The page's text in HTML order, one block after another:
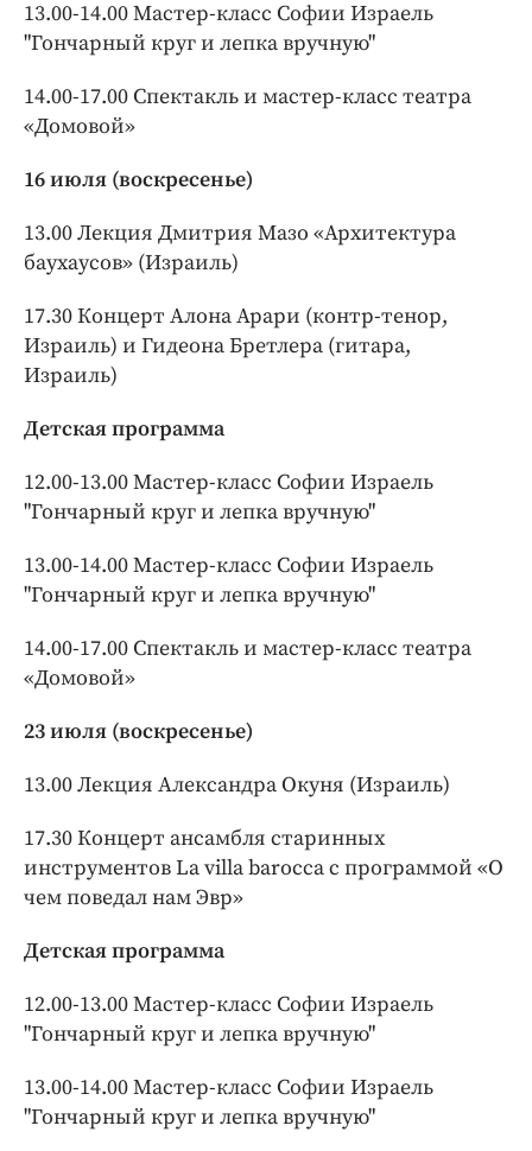
13.00-14.00 Мастер-класс Софии Израель
"Гончарный круг и лепка вручную"
14.00-17.00 Спектакль и мастер-класс театра
«Домовой»
16 июля (воскресенье)
13.00 Лекция Дмитрия Мазо «Архитектура
баухаусов» (Израиль)
17.30 Концерт Алона Арари (контр-тенор,
Израиль) и Гидеона Бретлера (гитара,
Израиль)
Детская программа
12.00-13.00 Мастер-класс Софии Израель
"Гончарный круг и лепка вручную"
13.00-14.00 Мастер-класс Софии Израель
"Гончарный круг и лепка вручную"
14.00-17.00 Спектакль и мастер-класс театра
«Домовой»
23 июля (воскресенье)
13.00 Лекция Александра Окуня (Израиль)
17.30 Концерт ансамбля старинных
инструментов La villa barocca с программой «О
чем поведал нам Эвр»
Детская программа
12.00-13.00 Мастер-класс Софии Израель
"Гончарный круг и лепка вручную"
13.00-14.00 Мастер-класс Софии Израель
"Гончарный круг и лепка вручную"